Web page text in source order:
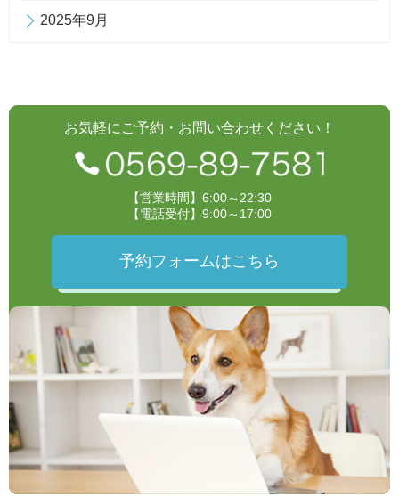
2025年9月
お気軽にご予約・お問い合わせください！
【営業時間】6:00～22:30
【電話受付】9:00～17:00
予約フォームはこちら